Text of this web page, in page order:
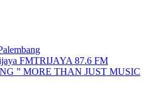
TRIJAYA 87.6 FM
” MORE THAN JUST MUSIC